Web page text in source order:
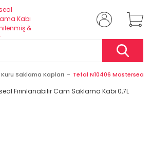
Kuru Saklama Kapları Tefal N10406 Masterseal